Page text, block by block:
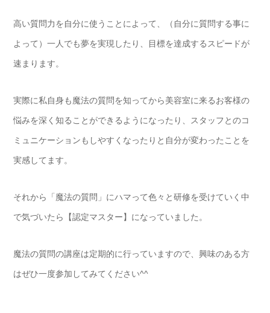
高い質問力を自分に使うことによって、（自分に質問する事に
よって）一人でも夢を実現したり、目標を達成するスピードが
速まります。
実際に私自身も魔法の質問を知ってから美容室に来るお客様の
悩みを深く知ることができるようになったり、スタッフとのコ
ミュニケーションもしやすくなったりと自分が変わったことを
実感してます。
それから「魔法の質問」にハマって色々と研修を受けていく中
で気づいたら【認定マスター】になっていました。
魔法の質問の講座は定期的に行っていますので、興味のある方
はぜひ一度参加してみてください^^